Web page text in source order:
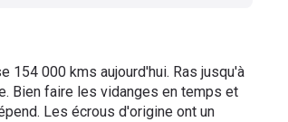
154 000 kms aujourd'hui. Ras jusqu'à
Bien faire les vidanges en temps et
Les écrous d'origine ont un